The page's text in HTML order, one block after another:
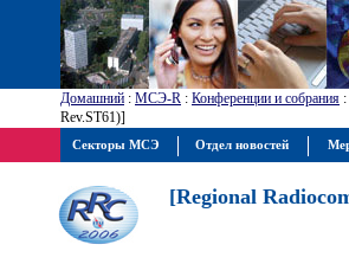
Домашний : МСЭ-R : Конференции и собрания :
Rev.ST61)]
[Regional
Секторы МСЭ Отдел новостей